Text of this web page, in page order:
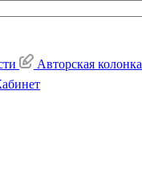
Авторская колонка